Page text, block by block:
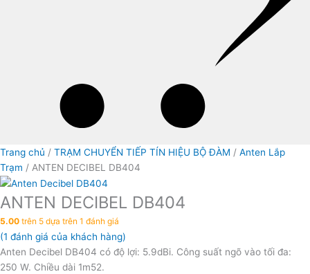
Trang chủ / TRẠM CHUYỂN TIẾP TÍN HIỆU BỘ ĐÀM / Anten Lắp
Trạm / ANTEN DECIBEL DB404
ANTEN DECIBEL DB404
5.00 trên 5 dựa trên 1 đánh giá
(1 đánh giá của khách hàng)
Anten Decibel DB404 có độ lợi: 5.9dBi. Công suất ngõ vào tối đa:
250 W. Chiều dài 1m52.